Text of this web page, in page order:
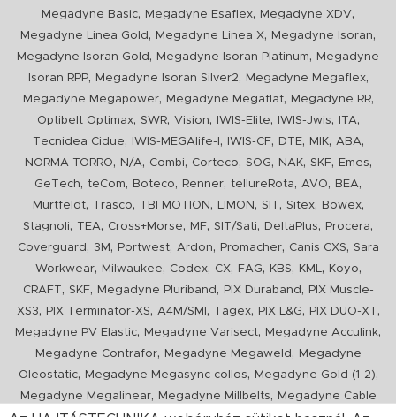
Megadyne Basic, Megadyne Esaflex, Megadyne XDV,
Megadyne Linea Gold , Megadyne Linea X, Megadyne Isoran,
Megadyne Isoran Gold , Megadyne Isoran Platinum,
Megadyne
Isoran RPP, Megadyne Isoran Silver2, Megadyne Megaflex,
Megadyne Megapower, Megadyne Megaflat, Megadyne RR,
Optibelt Optimax, SWR, Vision, IWIS-Elite, IWIS-Jwis, ITA,
Tecnidea Cidue, IWIS-MEGAlife-I , IWIS-CF, DTE, MIK, ABA,
NORMA TORRO, N/A, Combi, Corteco, SOG, NAK, SKF, Emes,
GeTech, teCom, Boteco, Renner, tellureRota, AVO, BEA,
Murtfeldt, Trasco, TBI MOTION , LIMON , SIT, Sitex, Bowex,
Stagnoli, TEA, Cross+Morse, MF, SIT/Sati, DeltaPlus, Procera,
Coverguard , 3M , Portwest, Ardon, Promacher, Canis CXS, Sara
Workwear, Milwaukee, Codex, CX, FAG, KBS, KML, Koyo,
CRAFT, SKF, Megadyne Pluriband , PIX Duraband ,
PIX Muscle-
XS3, PIX Terminator-XS, A4M/SMI , Tagex, PIX L&G, PIX DUO-XT,
Megadyne PV Elastic, Megadyne Varisect, Megadyne Acculink,
Megadyne Contrafor, Megadyne Megaweld ,
Megadyne
Oleostatic, Megadyne Megasync collos, Megadyne Gold (1-2),
Megadyne Megalinear, Megadyne Millbelts,
Megadyne Cable